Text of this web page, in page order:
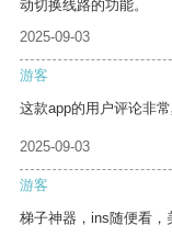
动切换线路的功能。
2025-09-03
游客
这款app的用户评论非
2025-09-03
游客
梯子神器，ins随便看，